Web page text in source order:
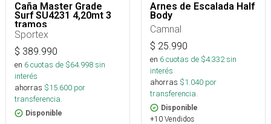
Caña Master Grade
Surf SU4231 4,20mt 3
tramos
Sportex
$ 389.990
en 6cuotas de $64.998sin
interés
ahorras $15.600 por
transferencia.
Disponible
Arnes de Escalada Half
Body
Camnal
$ 25.990
en 6cuotas de $4.332sin
interés
ahorras $1.040 por
transferencia.
Disponible
+10 Vendidos